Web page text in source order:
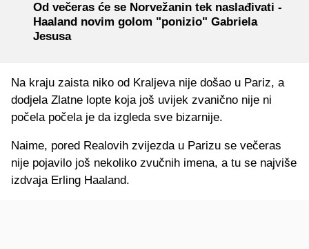
Od večeras će se Norvežanin tek naslađivati -
Haaland novim golom "ponizio" Gabriela
Jesusa
Na kraju zaista niko od Kraljeva nije došao u Pariz, a
dodjela Zlatne lopte koja još uvijek zvanično nije ni
počela počela je da izgleda sve bizarnije.
Naime, pored Realovih zvijezda u Parizu se večeras
nije pojavilo još nekoliko zvučnih imena, a tu se najviše
izdvaja Erling Haaland.